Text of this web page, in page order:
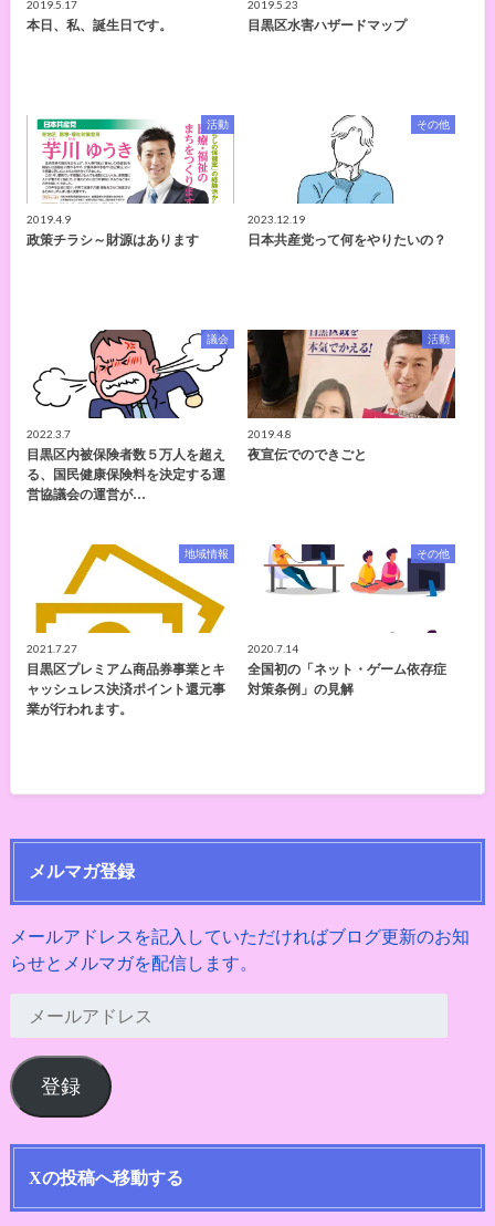
2019.5.17
本日、私、誕生日です。
2019.5.23
目黒区水害ハザードマップ
活動
2019.4.9
政策チラシ～財源はあります
その他
2023.12.19
日本共産党って何をやりたいの？
議会
2022.3.7
目黒区内被保険者数５万人を超え
る、国民健康保険料を決定する運
営協議会の運営が…
活動
2019.4.8
夜宣伝でのできごと
地域情報
2021.7.27
目黒区プレミアム商品券事業とキ
ャッシュレス決済ポイント還元事
業が行われます。
その他
2020.7.14
全国初の「ネット・ゲーム依存症
対策条例」の見解
メルマガ登録
メールアドレスを記入していただければブログ更新のお知
らせとメルマガを配信します。
ー
ル
ア
ド
登録
Xの投稿へ移動する